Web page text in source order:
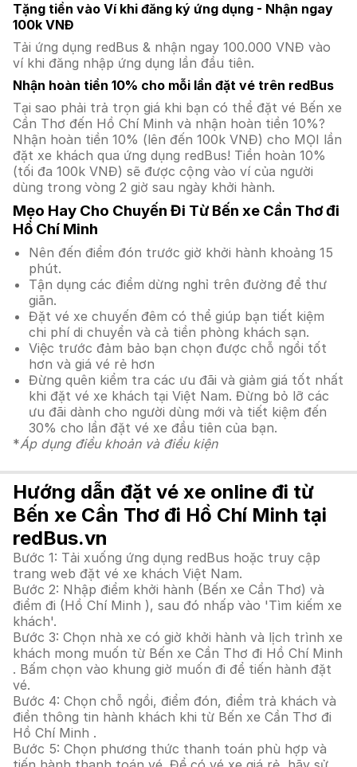
Tặng tiền vào Ví khi đăng ký ứng dụng - Nhận ngay
100k VNĐ
Tải ứng dụng redBus & nhận ngay 100.000 VNĐ vào
ví khi đăng nhập ứng dụng lần đầu tiên.
Nhận hoàn tiền 10% cho mỗi lần đặt vé trên redBus
Tại sao phải trả trọn giá khi bạn có thể đặt vé Bến xe
Cần Thơ đến Hồ Chí Minh và nhận hoàn tiền 10%?
Nhận hoàn tiền 10% (lên đến 100k VNĐ) cho MỌI lần
đặt xe khách qua ứng dụng redBus! Tiền hoàn 10%
(tối đa 100k VNĐ) sẽ được cộng vào ví của người
dùng trong vòng 2 giờ sau ngày khởi hành.
Mẹo Hay Cho Chuyến Đi Từ Bến xe Cần Thơ đi
Hồ Chí Minh
Nên đến điểm đón trước giờ khởi hành khoảng 15
phút.
Tận dụng các điểm dừng nghỉ trên đường để thư
giãn.
Đặt vé xe chuyến đêm có thể giúp bạn tiết kiệm
chi phí di chuyển và cả tiền phòng khách sạn.
Việc trước đảm bảo bạn chọn được chỗ ngồi tốt
hơn và giá vé rẻ hơn
Đừng quên kiểm tra các ưu đãi và giảm giá tốt nhất
khi đặt vé xe khách tại Việt Nam. Đừng bỏ lỡ các
ưu đãi dành cho người dùng mới và tiết kiệm đến
30% cho lần đặt vé xe đầu tiên của bạn.
*Áp dụng điều khoản và điều kiện
Hướng dẫn đặt vé xe online đi từ
Bến xe Cần Thơ đi Hồ Chí Minh tại
redBus.vn
Bước 1: Tải xuống ứng dụng redBus hoặc truy cập
trang web đặt vé xe khách Việt Nam.
Bước 2: Nhập điểm khởi hành (Bến xe Cần Thơ) và
điểm đi (Hồ Chí Minh ), sau đó nhấp vào 'Tìm kiếm xe
khách'.
Bước 3: Chọn nhà xe có giờ khởi hành và lịch trình xe
khách mong muốn từ Bến xe Cần Thơ đi Hồ Chí Minh
. Bấm chọn vào khung giờ muốn đi để tiến hành đặt
vé.
Bước 4: Chọn chỗ ngồi, điểm đón, điểm trả khách và
điền thông tin hành khách khi từ Bến xe Cần Thơ đi
Hồ Chí Minh .
Bước 5: Chọn phương thức thanh toán phù hợp và